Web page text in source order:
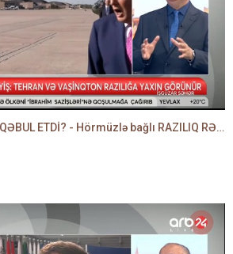
Tramp İranın ŞƏRTİNİ QƏBUL ETDİ? - Hörmüzlə bağlı RAZILIQ RƏSMƏN AÇIQLANIR -BAKİR HƏDƏNBƏYLİ danışır